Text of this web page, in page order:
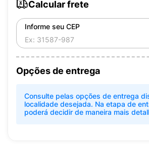
Calcular frete
Informe seu CEP
Opções de entrega
Consulte pelas opções de entrega
localidade desejada. Na etapa de
poderá decidir de maneira mais